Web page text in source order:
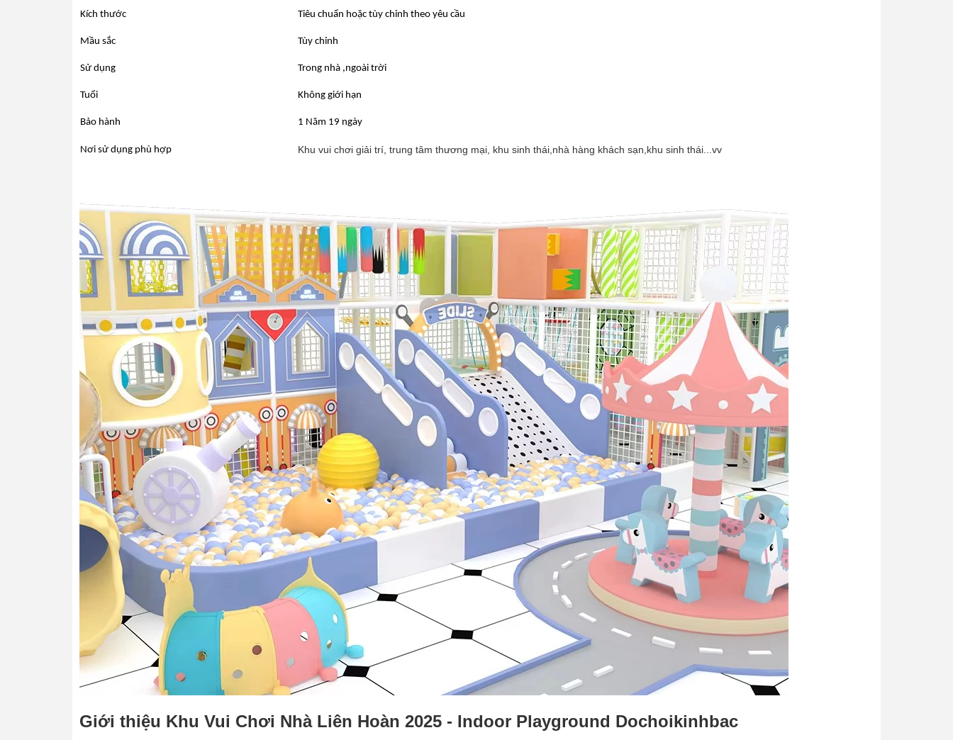
Kích thước Tiêu chuẩn hoặc tùy chỉnh theo yêu cầu
Mầu sắc Tùy chỉnh
Sử dụng Trong nhà ,ngoài trời
Tuổi Không giới hạn
Bảo hành 1 Năm 19 ngày
Nơi sử dụng phù hợp Khu vui chơi giải trí, trung tâm thương mại, khu sinh thái,nhà hàng khách sạn,khu sinh thái...vv
Giới thiệu Khu Vui Chơi Nhà Liên Hoàn 2025 - Indoor Playground Dochoikinhbac